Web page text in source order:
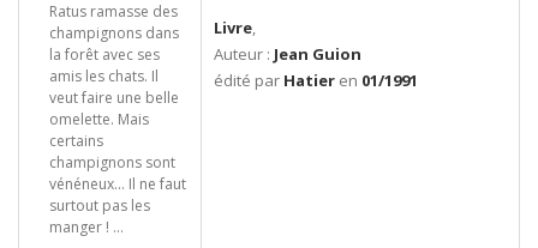
Ratus ramasse des
champignons dans
la forêt avec ses
amis les chats. Il
veut faire une belle
omelette. Mais
certains
champignons sont
vénéneux... Il ne faut
surtout pas les
manger ! ...
Livre,
Auteur : Jean Guion
édité par Hatier en 01/1991